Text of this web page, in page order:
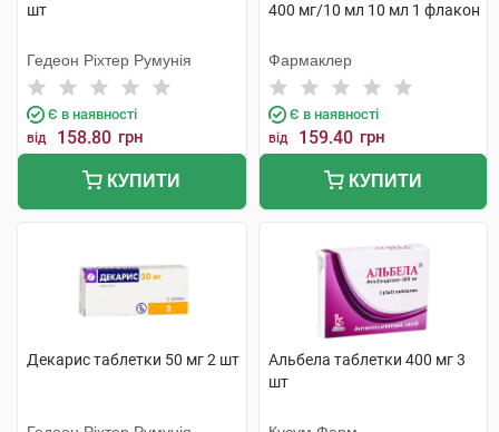
шт
Гедеон Ріхтер Румунія
Є в наявності
від 158.80 грн
КУПИТИ
400 мг/10 мл 10 мл 1 флакон
Фармаклер
Є в наявності
від 159.40 грн
КУПИТИ
Декарис таблетки 50 мг 2 шт
Альбела таблетки 400 мг 3
шт